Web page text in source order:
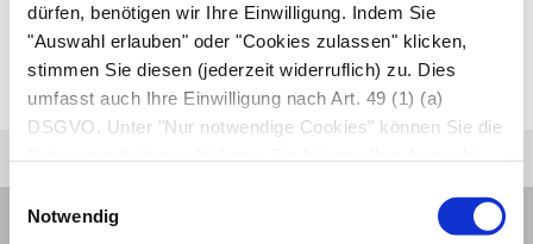
dürfen, benötigen wir Ihre Einwilligung. Indem Sie
"Auswahl erlauben" oder "Cookies zulassen" klicken,
stimmen Sie diesen (jederzeit widerruflich) zu. Dies
umfasst auch Ihre Einwilligung nach Art. 49 (1) (a)
DSGVO. Unter "Nur notwendige Cookies" können Sie die
Einwilligungsauswahl
Notwendig
und After, z.B. aufgrund einerDarmfistelim
Mastdarm, durch welche der Darminhalt ins
Weichteilgewebe austreten kann.